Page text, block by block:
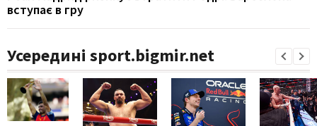
вступає в гру
Усередині sport.bigmir.net